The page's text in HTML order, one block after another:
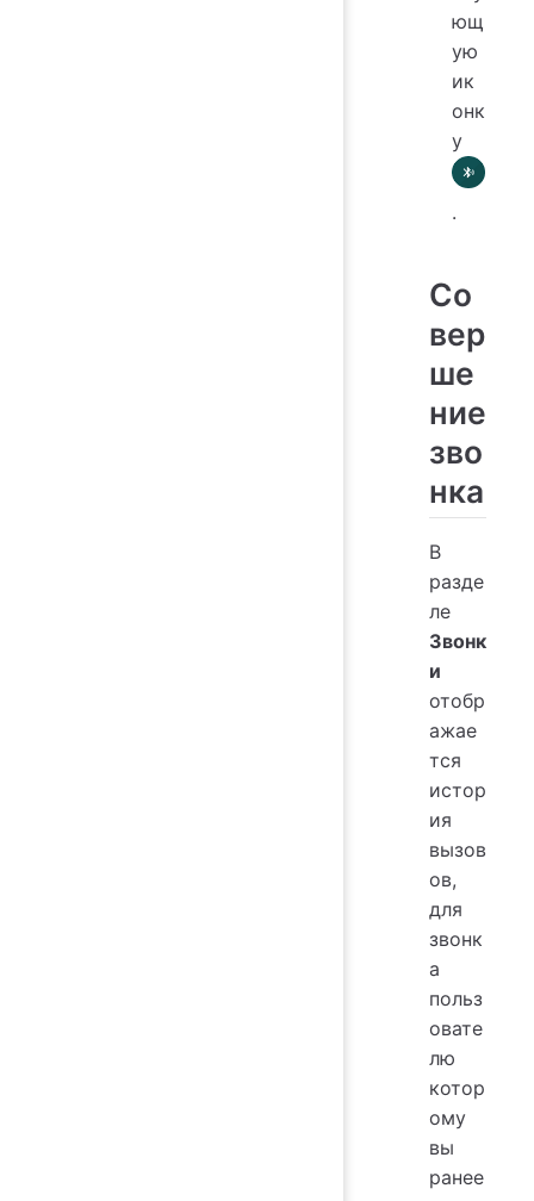
ющ
ую
ик
онк
у
.
Со
вер
ше
ние
зво
нка
В
разде
ле
Звонк
и
отобр
ажае
тся
истор
ия
вызов
ов,
для
звонк
а
польз
овате
лю
котор
ому
вы
ранее